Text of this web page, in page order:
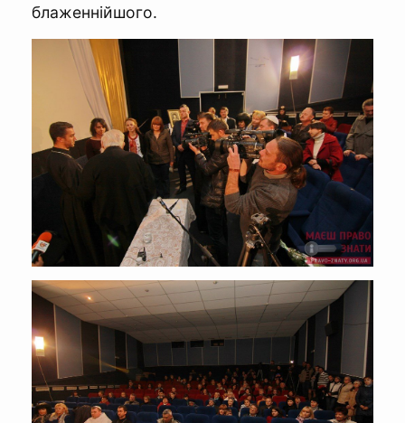
блаженнійшого.